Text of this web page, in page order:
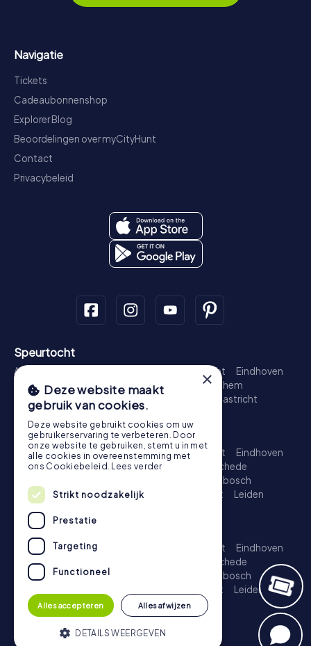
Navigatie
Tickets
Cadeaubonnenshop
Explorer Blog
Beoordelingen over myCityHunt
Contact
Privacybeleid
Speurtocht
Amsterdam Utrecht
Eindhoven
Groningen
Breda Nijmegen Haarlem
Arnhem
Amersfoort
's-Hertogenbosch
Maastricht
Leiden
Dordrecht
Schattenjacht
Amsterdam Rotterdam Den Haag Utrecht
Eindhoven
Groningen
Almere Breda Nijmegen
Enschede
's-Hertogenbosch
Apeldoorn
Zwolle Zoetermeer Maastricht
Leiden
Escape Game
Amsterdam Rotterdam Utrecht
Eindhoven
Groningen
Enschede
Haarlem
Arnhem Amersfoort
's-Hertogenbosch
Maastricht
Leiden
Dordrecht
×
Deze website maakt
gebruik van cookies.
Deze website gebruikt cookies om uw
gebruikerservaring te verbeteren. Door
onze website te gebruiken, stemt u in met
alle cookies in overeenstemming met
ons Cookiebeleid. Lees verder
Strikt noodzakelijk
Prestatie
Targeting
Functioneel
Alles accepteren Alles afwijzen
DETAILS WEERGEVEN